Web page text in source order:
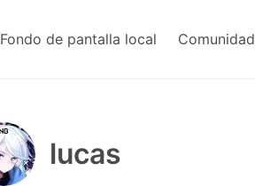
Fondo de pantalla local
lucas